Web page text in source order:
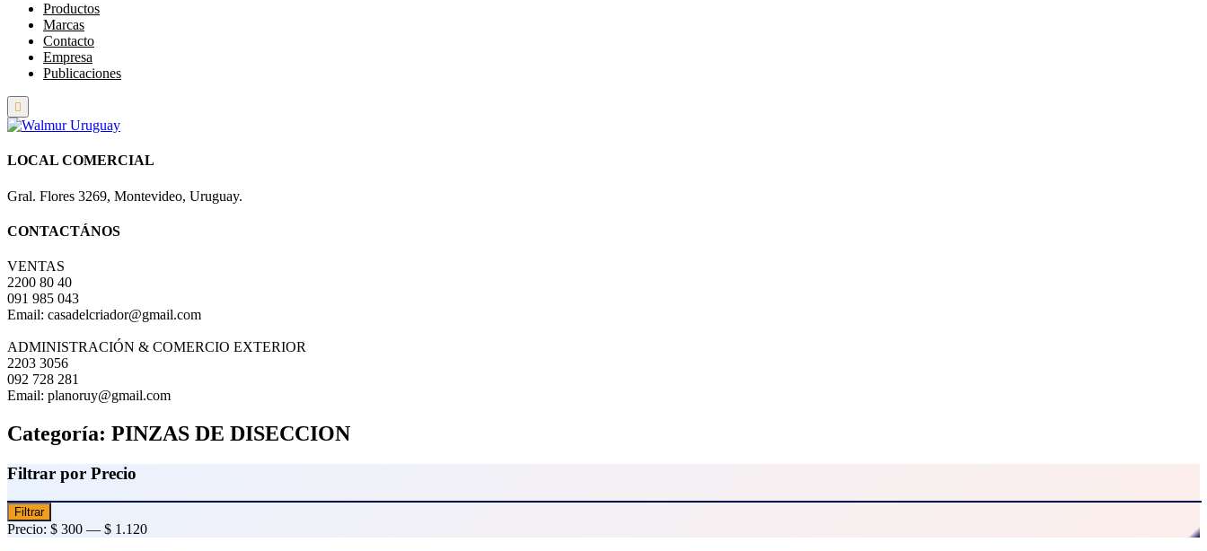
Productos
Marcas
Contacto
Empresa
Publicaciones
LOCAL COMERCIAL
Gral. Flores 3269, Montevideo, Uruguay.
CONTACTÁNOS
VENTAS
2200 80 40
091 985 043
Email: casadelcriador@gmail.com
ADMINISTRACIÓN & COMERCIO EXTERIOR
2203 3056
092 728 281
Email: planoruy@gmail.com
Categoría: PINZAS DE DISECCION
Filtrar por Precio
Precio
mínimo
Precio
máximo
Filtrar
Precio: $ 300 — $ 1.120